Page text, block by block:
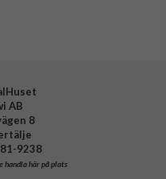
AB
8
9238
handla här på plats